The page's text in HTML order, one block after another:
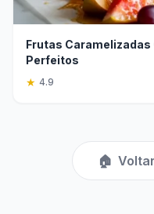
Frutas
Perfeitos
★ 4.9
🏠